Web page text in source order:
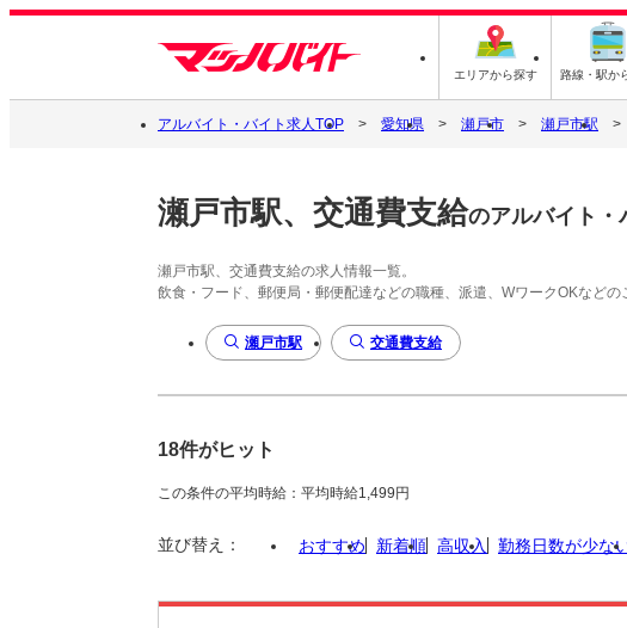
エリアから探す 路線・駅か
アルバイト・バイト求人TOP 愛知県 瀬戸市 瀬戸市駅
瀬戸市駅、交通費支給のアルバイト・
瀬戸市駅、交通費支給の求人情報一覧。
飲食・フード、郵便局・郵便配達などの職種、派遣、WワークOKなどの
瀬戸市駅 交通費支給
18件がヒット
この条件の平均時給：平均時給1,499円
並び替え： おすすめ 新着順 高収入 勤務日数が少な